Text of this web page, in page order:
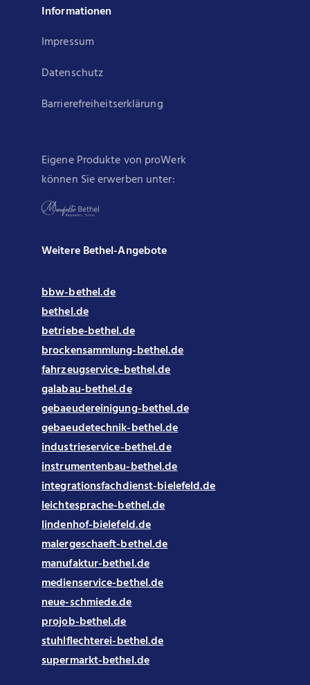
Informationen
Impressum
Datenschutz
Barrierefreiheitserklärung
Eigene Produkte von proWerk
können Sie erwerben unter:
Weitere Bethel-Angebote
bbw-bethel.de
bethel.de
betriebe-bethel.de
brockensammlung-bethel.de
fahrzeugservice-bethel.de
galabau-bethel.de
gebaeudereinigung-bethel.de
gebaeudetechnik-bethel.de
industrieservice-bethel.de
instrumentenbau-bethel.de
integrationsfachdienst-bielefeld.de
leichtesprache-bethel.de
lindenhof-bielefeld.de
malergeschaeft-bethel.de
manufaktur-bethel.de
medienservice-bethel.de
neue-schmiede.de
projob-bethel.de
stuhlflechterei-bethel.de
supermarkt-bethel.de